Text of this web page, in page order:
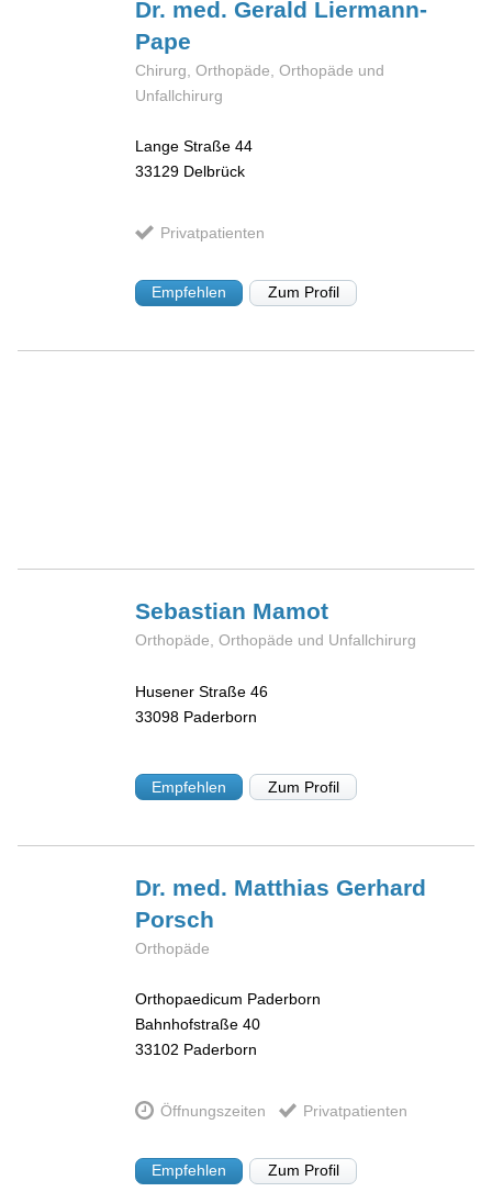
Dr. med. Gerald Liermann-
Pape
Chirurg, Orthopäde, Orthopäde und
Unfallchirurg
Lange Straße 44
33129 Delbrück
Privatpatienten
Empfehlen Zum Profil
Sebastian Mamot
Orthopäde, Orthopäde und Unfallchirurg
Husener Straße 46
33098 Paderborn
Empfehlen Zum Profil
Dr. med. Matthias Gerhard
Porsch
Orthopäde
Orthopaedicum Paderborn
Bahnhofstraße 40
33102 Paderborn
Öffnungszeiten Privatpatienten
Empfehlen Zum Profil